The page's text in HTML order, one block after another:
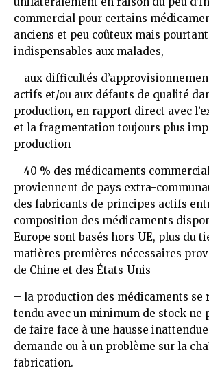
commercial pour certains
anciens et peu coûteux mais pourtant
indispensables aux malades,
– aux difficultés
actifs et/ou aux défauts de qualité
production, en rapport direct avec
et la fragmentation toujours plus
production
– 40 % des médicaments
proviennent de pays extra-
des fabricants de principes actifs
composition des médicaments
Europe sont basés hors-UE, plus du
matières premières nécessaires
de Chine et des États-Unis
– la production des médicaments se
tendu avec un minimum de stock ne
de faire face à une hausse
demande ou à un problème sur la
fabrication.